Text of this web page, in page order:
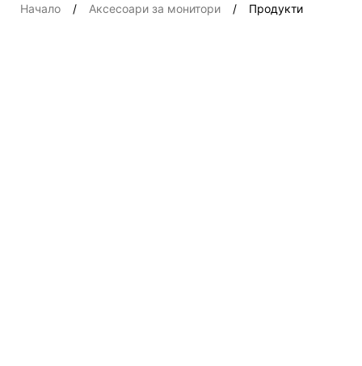
Начало Аксесоари за монитори Продукти